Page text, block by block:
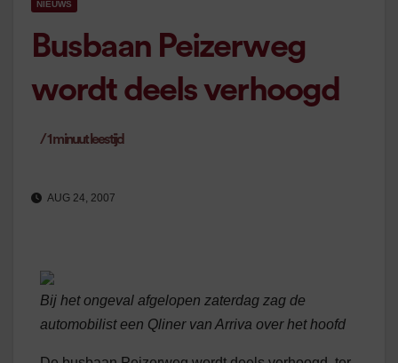
NIEUWS
Busbaan Peizerweg
wordt deels verhoogd
/1 minuut leestijd
AUG 24, 2007
Bij het ongeval afgelopen zaterdag zag de
automobilist een Qliner van Arriva over het hoofd